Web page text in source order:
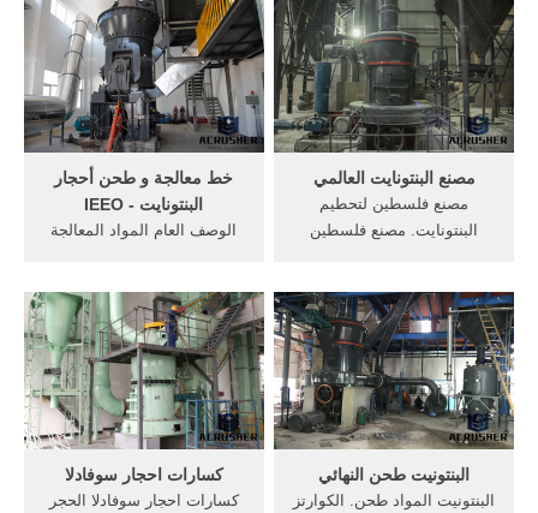
مصنع لتجهيز بنتونيت تستخدم
البنتونيت فى حفر الأبار و
جسات NadorCityCom
contact AlAxira opinion
Panorama A gemstone or
gem also called a.
المكتب الهندسي للتجهيزات
الصناعية الوصف العام المواد
المعالجة صخور البنتونايت حجم
الصخور الأولية سم الحجم
النهائي بعد الطحن .
خط معالجة و طحن أحجار
البنتونايت - IEEO
الوصف العام المواد المعالجة
الطحن ميكرون الطاقة الإنتاجية
طن ساعة المخطط التدفقي ...
خط معالجة و طحن أحجار
البنتونايت
مصنع البنتونايت العالمي
مصنع فلسطين لتحطيم
البنتونايت. مصنع فلسطين
إمارة دبي المؤتمر العالمي
للذهب 2020 وهو أكبر حدث
دولي متخصص في القطاع يتم
تنظيمه على مستوى منطقة
دول مجلس التعا
كسارات احجار سوفادلا
كسارات احجار سوفادلا الحجر
البنتونيت طحن النهائي
البنتونيت المواد طحن. الكوارتز